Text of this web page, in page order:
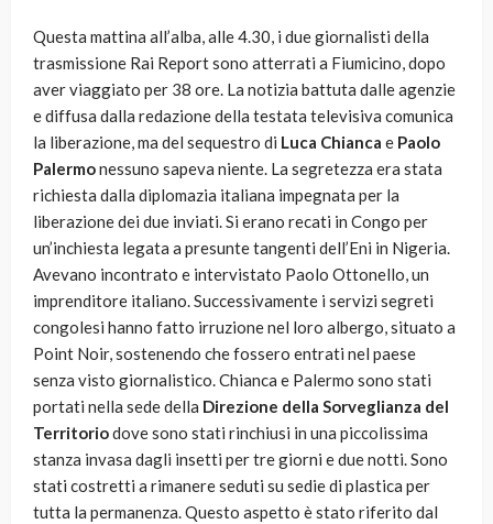
Questa mattina all’alba, alle 4.30, i due giornalisti della
trasmissione Rai Report sono atterrati a Fiumicino, dopo
aver viaggiato per 38 ore. La notizia battuta dalle agenzie
e diffusa dalla redazione della testata televisiva comunica
la liberazione, ma del sequestro di Luca Chianca e Paolo
Palermonessuno sapeva niente. La segretezza era stata
richiesta dalla diplomazia italiana impegnata per la
liberazione dei due inviati. Si erano recati in Congo per
un’inchiesta legata a presunte tangenti dell’Eni in Nigeria.
Avevano incontrato e intervistato Paolo Ottonello, un
imprenditore italiano. Successivamente i servizi segreti
congolesi hanno fatto irruzione nel loro albergo, situato a
Point Noir, sostenendo che fossero entrati nel paese
senza visto giornalistico. Chianca e Palermo sono stati
portati nella sede della Direzione della Sorveglianza del
Territoriodove sono stati rinchiusi in una piccolissima
stanza invasa dagli insetti per tre giorni e due notti. Sono
stati costretti a rimanere seduti su sedie di plastica per
tutta la permanenza. Questo aspetto è stato riferito dal